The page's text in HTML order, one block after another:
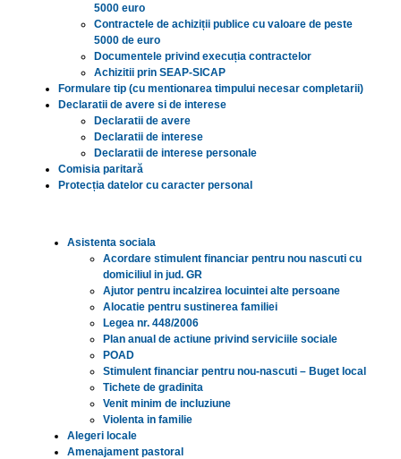
5000 euro
Contractele de achiziții publice cu valoare de peste
5000 de euro
Documentele privind execuția contractelor
Achizitii prin SEAP-SICAP
Formulare tip (cu mentionarea timpului necesar completarii)
Declaratii de avere si de interese
Declaratii de avere
Declaratii de interese
Declaratii de interese personale
Comisia paritară
Protecția datelor cu caracter personal
Asistenta sociala
Acordare stimulent financiar pentru nou nascuti cu
domiciliul in jud. GR
Ajutor pentru incalzirea locuintei alte persoane
Alocatie pentru sustinerea familiei
Legea nr. 448/2006
Plan anual de actiune privind serviciile sociale
POAD
Stimulent financiar pentru nou-nascuti – Buget local
Tichete de gradinita
Venit minim de incluziune
Violenta in familie
Alegeri locale
Amenajament pastoral